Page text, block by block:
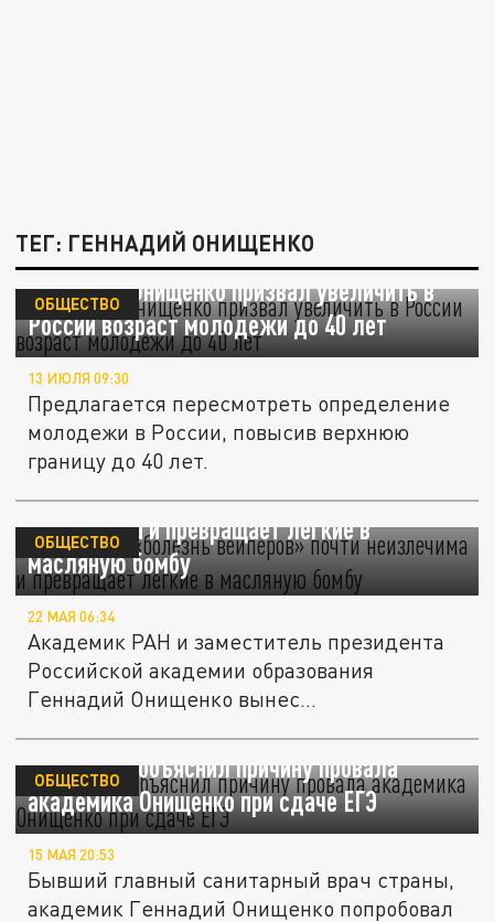
ТЕГ: ГЕННАДИЙ ОНИЩЕНКО
Академик Онищенко призвал увеличить в
России возраст молодежи до 40 лет
ОБЩЕСТВО
13 ИЮЛЯ 09:30
Предлагается пересмотреть определение
молодежи в России, повысив верхнюю
границу до 40 лет.
Онищенко: «болезнь вейперов» почти
неизлечима и превращает легкие в
масляную бомбу
ОБЩЕСТВО
22 МАЯ 06:34
Академик РАН и заместитель президента
Российской академии образования
Геннадий Онищенко вынес
Вассерман объяснил причину провала
академика Онищенко при сдаче ЕГЭ
ОБЩЕСТВО
15 МАЯ 20:53
Бывший главный санитарный врач страны,
академик Геннадий Онищенко попробовал